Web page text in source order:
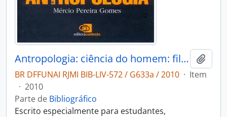
Antropologia: ciência do homem: filosofia da cultura.
BR DFFUNAI RJMI BIB-LIV-572 / G633a / 2010 · Item
· 2010
Parte de Bibliográfico
Escrito especialmente para estudantes,